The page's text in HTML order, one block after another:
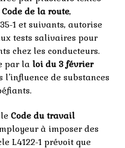
Code de la route,
1 et suivants, autorise
tests salivaires pour
chez les conducteurs.
par la loi du 3 février
de substances
Code du travail
à imposer des
L4122-1 prévoit que